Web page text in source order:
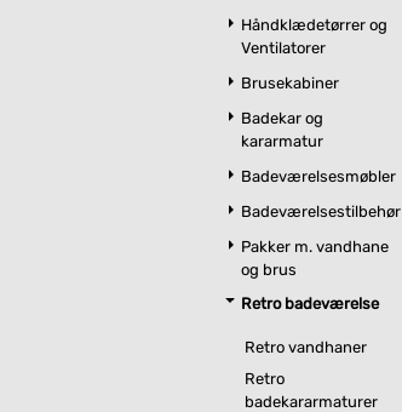
Håndklædetørrer og
Ventilatorer
Brusekabiner
Badekar og
kararmatur
Badeværelsesmøbler
Badeværelsestilbehør
Pakker m. vandhane
og brus
Retro badeværelse
Retro vandhaner
Retro
badekararmaturer